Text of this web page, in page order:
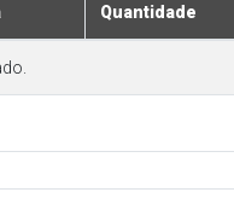
Quantidade